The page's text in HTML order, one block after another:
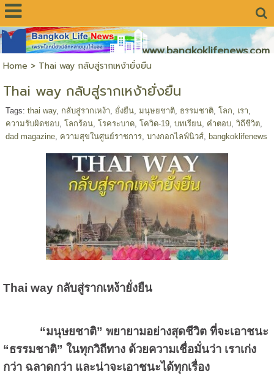
www.bangkoklifenews.com
Home > Thai way กลับสู่รากเหง้ายั่งยืน
Thai way กลับสู่รากเหง้ายั่งยืน
Tags: thai way, กลับสู่รากเหง้า ยั่งยืน, มนุษยชาติ, ธรรมชาติ, โลก เรา
ความรับผิดชอบ, โลกร้อน, โรคระบาด, โควิด-19, บทเรียน, คำตอบ, วิถีชีวิต,
dad magazine, ความสุขในศูนย์ราชการ, บางกอกไลฟ์นิวส์, bangkoklifenews
Thai way กลับสู่รากเหง้ายั่งยืน
“มนุษยชาติ” พยายามอย่างสุดชีวิต ที่จะเอาชนะ
“ธรรมชาติ” ในทุกวิถีทาง ด้วยความเชื่อมั่นว่า เราเก่ง
กว่า ฉลาดกว่า และน่าจะเอาชนะได้ทุกเรื่อง